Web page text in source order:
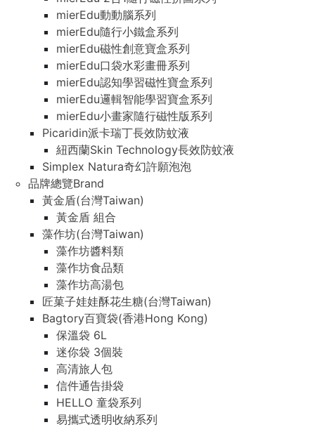
mierEdu動動腦系列
mierEdu隨行小鐵盒系列
mierEdu磁性創意寶盒系列
mierEdu口袋水彩畫冊系列
mierEdu認知學習磁性寶盒系列
mierEdu邏輯智能學習寶盒系列
mierEdu小畫家隨行磁性版系列
Picaridin派卡瑞丁長效防蚊液
紐西蘭Skin Technology長效防蚊液
Simplex Natura奇幻許願泡泡
品牌總覽Brand
黃金盾(台灣Taiwan)
黃金盾 組合
藻作坊(台灣Taiwan)
藻作坊醬料類
藻作坊食品類
藻作坊高湯包
匠菓子娃娃酥花生糖(台灣Taiwan)
Bagtory百寶袋(香港Hong Kong)
保溫袋 6L
迷你袋 3個裝
高清旅人包
信件通告掛袋
HELLO 童袋系列
易攜式透明收納系列